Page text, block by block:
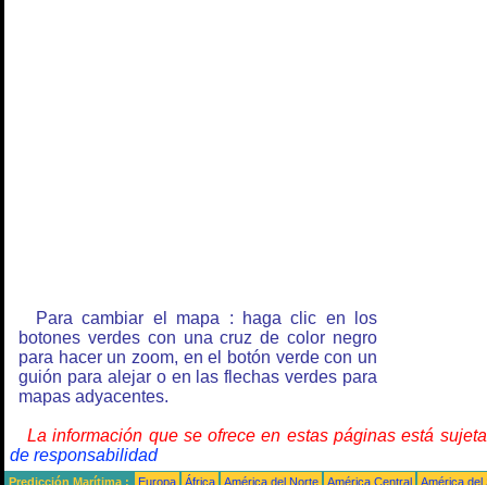
Para cambiar el mapa : haga clic en los
botones verdes con una cruz de color negro
para hacer un zoom, en el botón verde con un
guión para alejar o en las flechas verdes para
mapas adyacentes.
La información que se ofrece en estas páginas está
de responsabilidad
Predicción Marítima : Europa África América del Norte América Central
América del